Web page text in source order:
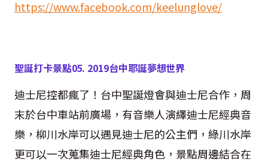
https://www.facebook.com/keelunglove/
聖誕打卡景點05. 2019台中耶誕夢想世界
迪士尼控都瘋了！台中聖誕燈會與迪士尼合作，周
末於台中車站前廣場，有音樂人演繹迪士尼經典音
樂，柳川水岸可以遇見迪士尼的公主們，綠川水岸
更可以一次蒐集迪士尼經典角色，景點周邊結合在